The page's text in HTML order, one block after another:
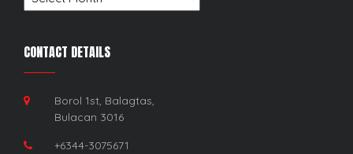
CONTACT DETAILS
Borol 1st, Balagtas,
Bulacan 3016
+6344-3075671